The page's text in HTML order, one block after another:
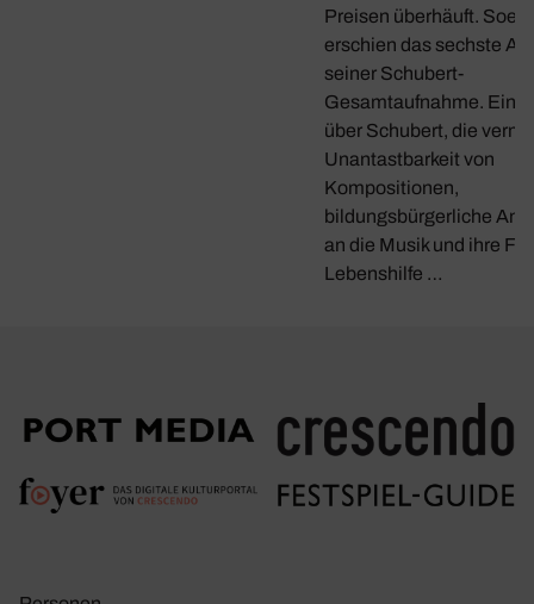
Preisen überhäuft.
erschien das sechste
seiner Schubert-
Gesamtaufnahme. Ein
über Schubert, die
Unantastbarkeit von
Kompositionen,
bildungsbürgerliche
an die Musik und ihre
Lebenshilfe …